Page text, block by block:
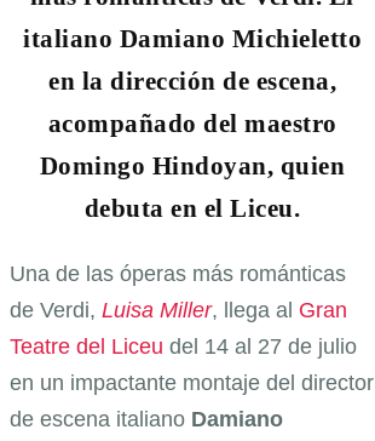
italiano Damiano Michieletto
en la dirección de escena,
acompañado del maestro
Domingo Hindoyan, quien
debuta en el Liceu.
Una de las óperas más románticas
de Verdi, Luisa Miller, llega al Gran
Teatre del Liceu del 14 al 27 de julio
en un impactante montaje del director
de escena italiano Damiano